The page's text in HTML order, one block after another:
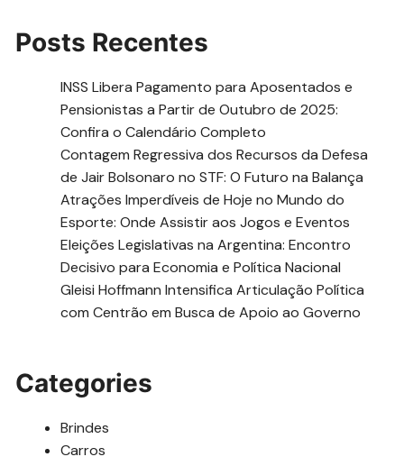
Posts Recentes
INSS Libera Pagamento para Aposentados e
Pensionistas a Partir de Outubro de 2025:
Confira o Calendário Completo
Contagem Regressiva dos Recursos da Defesa
de Jair Bolsonaro no STF: O Futuro na Balança
Atrações Imperdíveis de Hoje no Mundo do
Esporte: Onde Assistir aos Jogos e Eventos
Eleições Legislativas na Argentina: Encontro
Decisivo para Economia e Política Nacional
Gleisi Hoffmann Intensifica Articulação Política
com Centrão em Busca de Apoio ao Governo
Categories
Brindes
Carros